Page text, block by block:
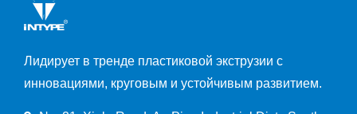
Лидирует в тренде пластиковой экструзии с
инновациями, круговым и устойчивым развитием.